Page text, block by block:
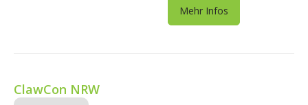
Mehr Infos
ClawCon NRW